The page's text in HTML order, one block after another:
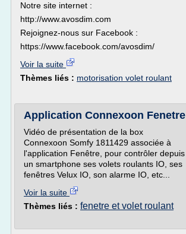
Notre site internet :
http://www.avosdim.com
Rejoignez-nous sur Facebook :
https://www.facebook.com/avosdim/
Voir la suite
Thèmes liés : motorisation volet roulant
Application Connexoon Fenetre
Vidéo de présentation de la box
Connexoon Somfy 1811429 associée à
l'application Fenêtre, pour contrôler depuis
un smartphone ses volets roulants IO, ses
fenêtres Velux IO, son alarme IO, etc...
Voir la suite
Thèmes liés : fenetre et volet roulant